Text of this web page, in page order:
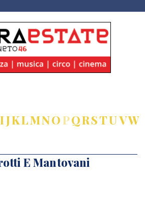
IJKLMNOPQRSTUVW
E Mantovani